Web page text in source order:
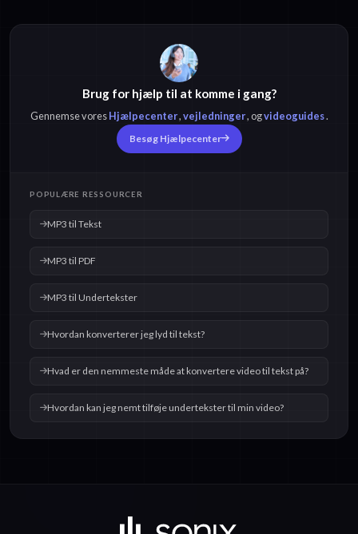
Brug for hjælp til at komme i gang?
Gennemse voresHjælpecenter,vejledninger, ogvideoguides.
Besøg Hjælpecenter
POPULÆRE RESSOURCER
MP3 til Tekst
MP3 til PDF
MP3 til Undertekster
Hvordan konverterer jeg lyd til tekst?
Hvad er den nemmeste måde at konvertere video til tekst på?
Hvordan kan jeg nemt tilføje undertekster til min video?